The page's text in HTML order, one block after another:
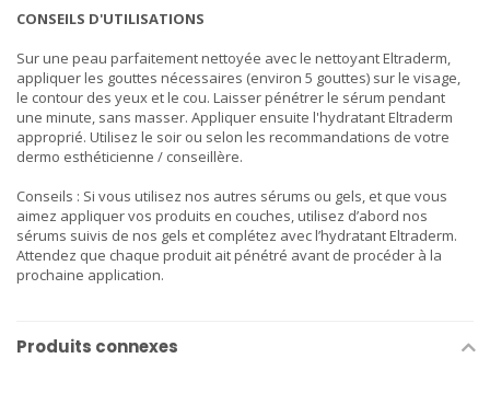
CONSEILS D'UTILISATIONS
Sur une peau parfaitement nettoyée avec le nettoyant Eltraderm,
appliquer les gouttes nécessaires (environ 5 gouttes) sur le visage,
le contour des yeux et le cou. Laisser pénétrer le sérum pendant
une minute, sans masser. Appliquer ensuite l'hydratant Eltraderm
approprié. Utilisez le soir ou selon les recommandations de votre
dermo esthéticienne / conseillère.
Conseils : Si vous utilisez nos autres sérums ou gels, et que vous
aimez appliquer vos produits en couches, utilisez d’abord nos
sérums suivis de nos gels et complétez avec l’hydratant Eltraderm.
Attendez que chaque produit ait pénétré avant de procéder à la
prochaine application.
Produits connexes